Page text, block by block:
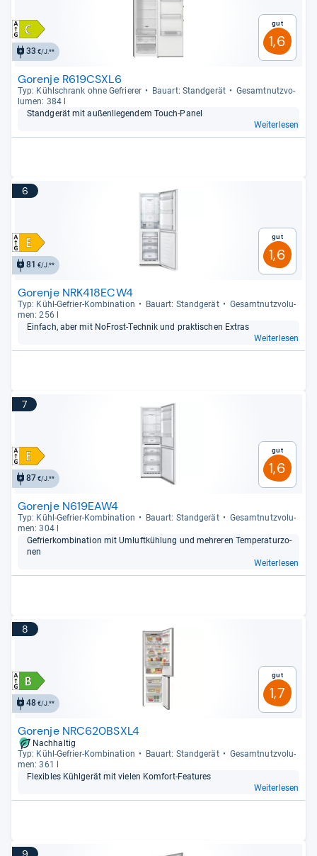
33 €/J.**
Gut
1,6
Gorenje R619CSXL6
Typ: Kühl­schrank ohne Gefrie­rer Bau­art: Stand­ge­rät
Gesamt­nutz­vo­
lu­men: 384 l
Stand­ge­rät mit außen­lie­gen­dem Touch-​Panel
Weiterlesen
6
81 €/J.**
Gut
1,6
Gorenje NRK418ECW4
Typ: Kühl-​Gefrier-​Kom­bi­na­tion Bau­art: Stand­ge­rät
Gesamt­nutz­vo­lu­
men: 256 l
Ein­fach, aber mit NoFrost-​Tech­nik und prak­ti­schen Extras
Weiterlesen
7
87 €/J.**
Gut
1,6
Gorenje N619EAW4
Typ: Kühl-​Gefrier-​Kom­bi­na­tion Bau­art: Stand­ge­rät
Gesamt­nutz­vo­lu­
men: 304 l
Gefrier­kom­bi­na­tion mit Umluft­küh­lung und meh­re­ren Tem­pe­ra­tur­zo­
nen
Weiterlesen
8
48€/J.**
Gut
1,7
Gorenje NRC620BSXL4
Nachhaltig
Typ: Kühl-​Gefrier-​Kom­bi­na­tion
Bau­art: Stand­ge­rät
Gesamt­nutz­vo­lu­
men: 361 l
Fle­xibles Kühl­ge­rät mit vie­len Kom­fort-​Fea­tu­res
Weiterlesen